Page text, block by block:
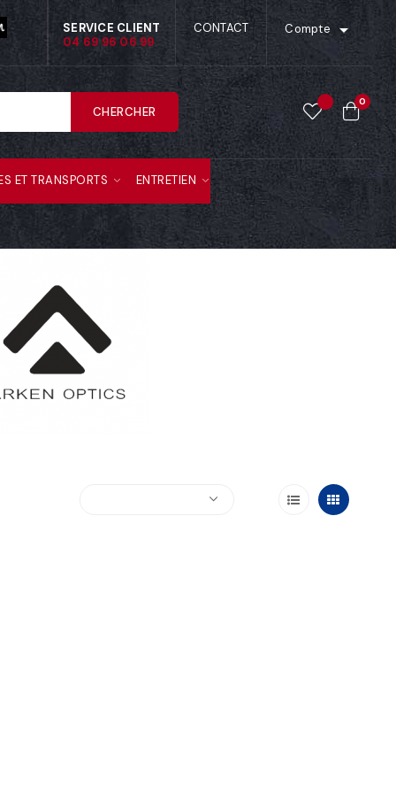
SERVICE CLIENT
04 69 96 06 99
CONTACT Compte 
CHERCHER
0
ET TRANSPORTS ENTRETIEN